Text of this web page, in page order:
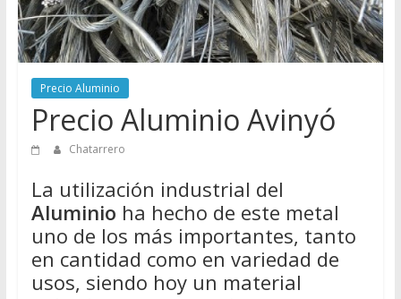
para
vender
Chatarra
Precio Aluminio
Precio Aluminio Avinyó
Chatarrero
La utilización industrial del
Aluminio ha hecho de este metal
uno de los más importantes, tanto
en cantidad como en variedad de
usos, siendo hoy un material